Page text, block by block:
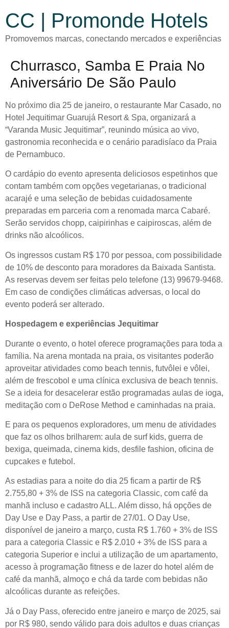
CC | Promonde Hotels
Promovemos marcas, conectando mercados e experiências
Churrasco, Samba E Praia No
Aniversário De São Paulo
No próximo dia 25 de janeiro, o restaurante Mar Casado, no
Hotel Jequitimar Guarujá Resort & Spa, organizará a
“Varanda Music Jequitimar”, reunindo música ao vivo,
gastronomia reconhecida e o cenário paradisíaco da Praia
de Pernambuco.
O cardápio do evento apresenta deliciosos espetinhos que
contam também com opções vegetarianas, o tradicional
acarajé e uma seleção de bebidas cuidadosamente
preparadas em parceria com a renomada marca Cabaré.
Serão servidos chopp, caipirinhas e caipiroscas, além de
drinks não alcoólicos.
Os ingressos custam R$ 170 por pessoa, com possibilidade
de 10% de desconto para moradores da Baixada Santista.
As reservas devem ser feitas pelo telefone (13) 99679-9468.
Em caso de condições climáticas adversas, o local do
evento poderá ser alterado.
Hospedagem e experiências Jequitimar
Durante o evento, o hotel oferece programações para toda a
família. Na arena montada na praia, os visitantes poderão
aproveitar atividades como beach tennis, futvôlei e vôlei,
além de frescobol e uma clínica exclusiva de beach tennis.
Se a ideia for desacelerar estão programadas aulas de ioga,
meditação com o DeRose Method e caminhadas na praia.
E para os pequenos exploradores, um menu de atividades
que faz os olhos brilharem: aula de surf kids, guerra de
bexiga, queimada, cinema kids, desfile fashion, oficina de
cupcakes e futebol.
As estadias para a noite do dia 25 ficam a partir de R$
2.755,80 + 3% de ISS na categoria Classic, com café da
manhã incluso e cadastro ALL. Além disso, há opções de
Day Use e Day Pass, a partir de 27/01. O Day Use,
disponível de janeiro a março, custa R$ 1.760 + 3% de ISS
para a categoria Classic e R$ 2.010 + 3% de ISS para a
categoria Superior e inclui a utilização de um apartamento,
acesso à programação fitness e de lazer do hotel além de
café da manhã, almoço e chá da tarde com bebidas não
alcoólicas durante as refeições.
Já o Day Pass, oferecido entre janeiro e março de 2025, sai
por R$ 980, sendo válido para dois adultos e duas crianças